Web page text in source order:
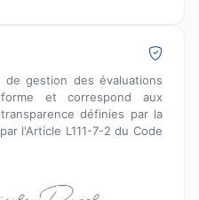
gestion des évaluations
et correspond aux
définies par la
l'Article L111-7-2 du Code